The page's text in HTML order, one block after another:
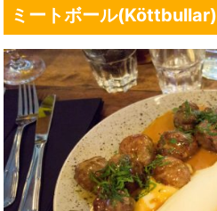
ミートボール(Köttbullar)